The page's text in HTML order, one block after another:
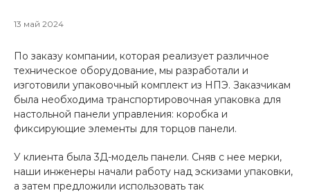
13 май 2024
По заказу компании, которая реализует различное
техническое оборудование, мы разработали и
изготовили упаковочный комплект из НПЭ. Заказчикам
была необходима транспортировочная упаковка для
настольной панели управления: коробка и
фиксирующие элементы для торцов панели.
У клиента была 3Д-модель панели. Сняв с нее мерки,
наши инженеры начали работу над эскизами упаковки,
а затем предложили использовать так